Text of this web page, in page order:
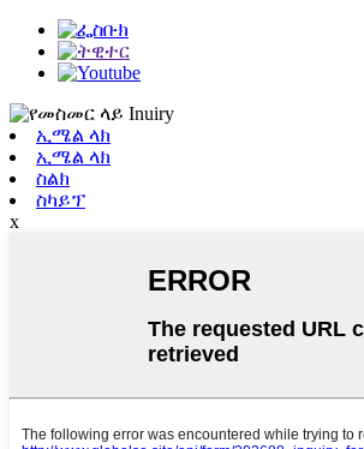
ኢሜል ላክ
ኢሜል ላክ
ስልክ
ስካይፕ
x